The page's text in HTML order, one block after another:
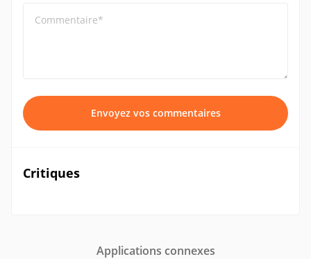
Commentaire*
Envoyez vos commentaires
Critiques
Applications connexes